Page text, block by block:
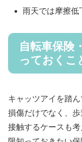
雨天では摩擦低
自転車保険
っておくこ
キャッツアイを踏
損傷だけでなく、
接触するケースも